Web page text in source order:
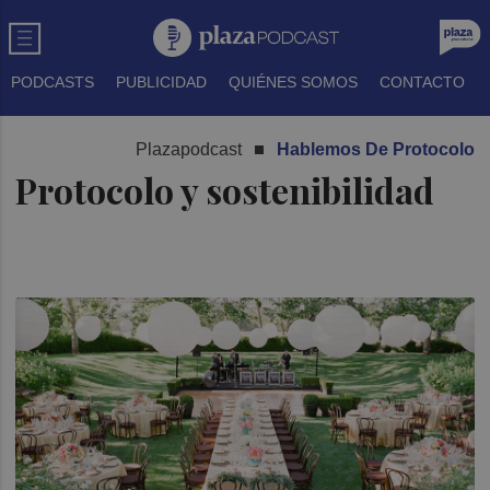
PODCASTS PUBLICIDAD QUIÉNES SOMOS CONTACTO
Plazapodcast Hablemos De Protocolo
Protocolo y sostenibilidad